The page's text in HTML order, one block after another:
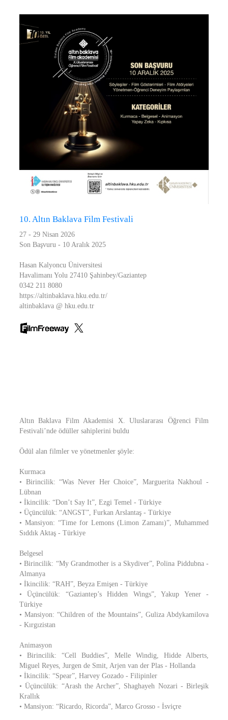
10. Altın Baklava Film Festivali
27 - 29 Nisan 2026
Son Başvuru - 10 Aralık 2025
Hasan Kalyoncu Üniversitesi
Havalimanı Yolu 27410 Şahinbey/Gaziantep
0342 211 8080
https://altinbaklava.hku.edu.tr/
altinbaklava @ hku.edu.tr
Altın Baklava Film Akademisi X. Uluslararası Öğrenci Film
Festivali’nde ödüller sahiplerini buldu
Ödül alan filmler ve yönetmenler şöyle:
Kurmaca
• Birincilik: “Was Never Her Choice”, Marguerita Nakhoul -
Lübnan
• İkincilik: “Don’t Say It”, Ezgi Temel - Türkiye
• Üçüncülük: “ANGST”, Furkan Arslantaş - Türkiye
• Mansiyon: “Time for Lemons (Limon Zamanı)”, Muhammed
Sıddık Aktaş - Türkiye
Belgesel
• Birincilik: “My Grandmother is a Skydiver”, Polina Piddubna -
Almanya
• İkincilik: “RAH”, Beyza Emişen - Türkiye
• Üçüncülük: “Gaziantep’s Hidden Wings”, Yakup Yener -
Türkiye
• Mansiyon: “Children of the Mountains”, Guliza Abdykamilova
- Kırgızistan
Animasyon
• Birincilik: “Cell Buddies”, Melle Windig, Hidde Alberts,
Miguel Reyes, Jurgen de Smit, Arjen van der Plas - Hollanda
• İkincilik: “Spear”, Harvey Gozado - Filipinler
• Üçüncülük: “Arash the Archer”, Shaghayeh Nozari - Birleşik
Krallık
• Mansiyon: “Ricardo, Ricorda”, Marco Grosso - İsviçre